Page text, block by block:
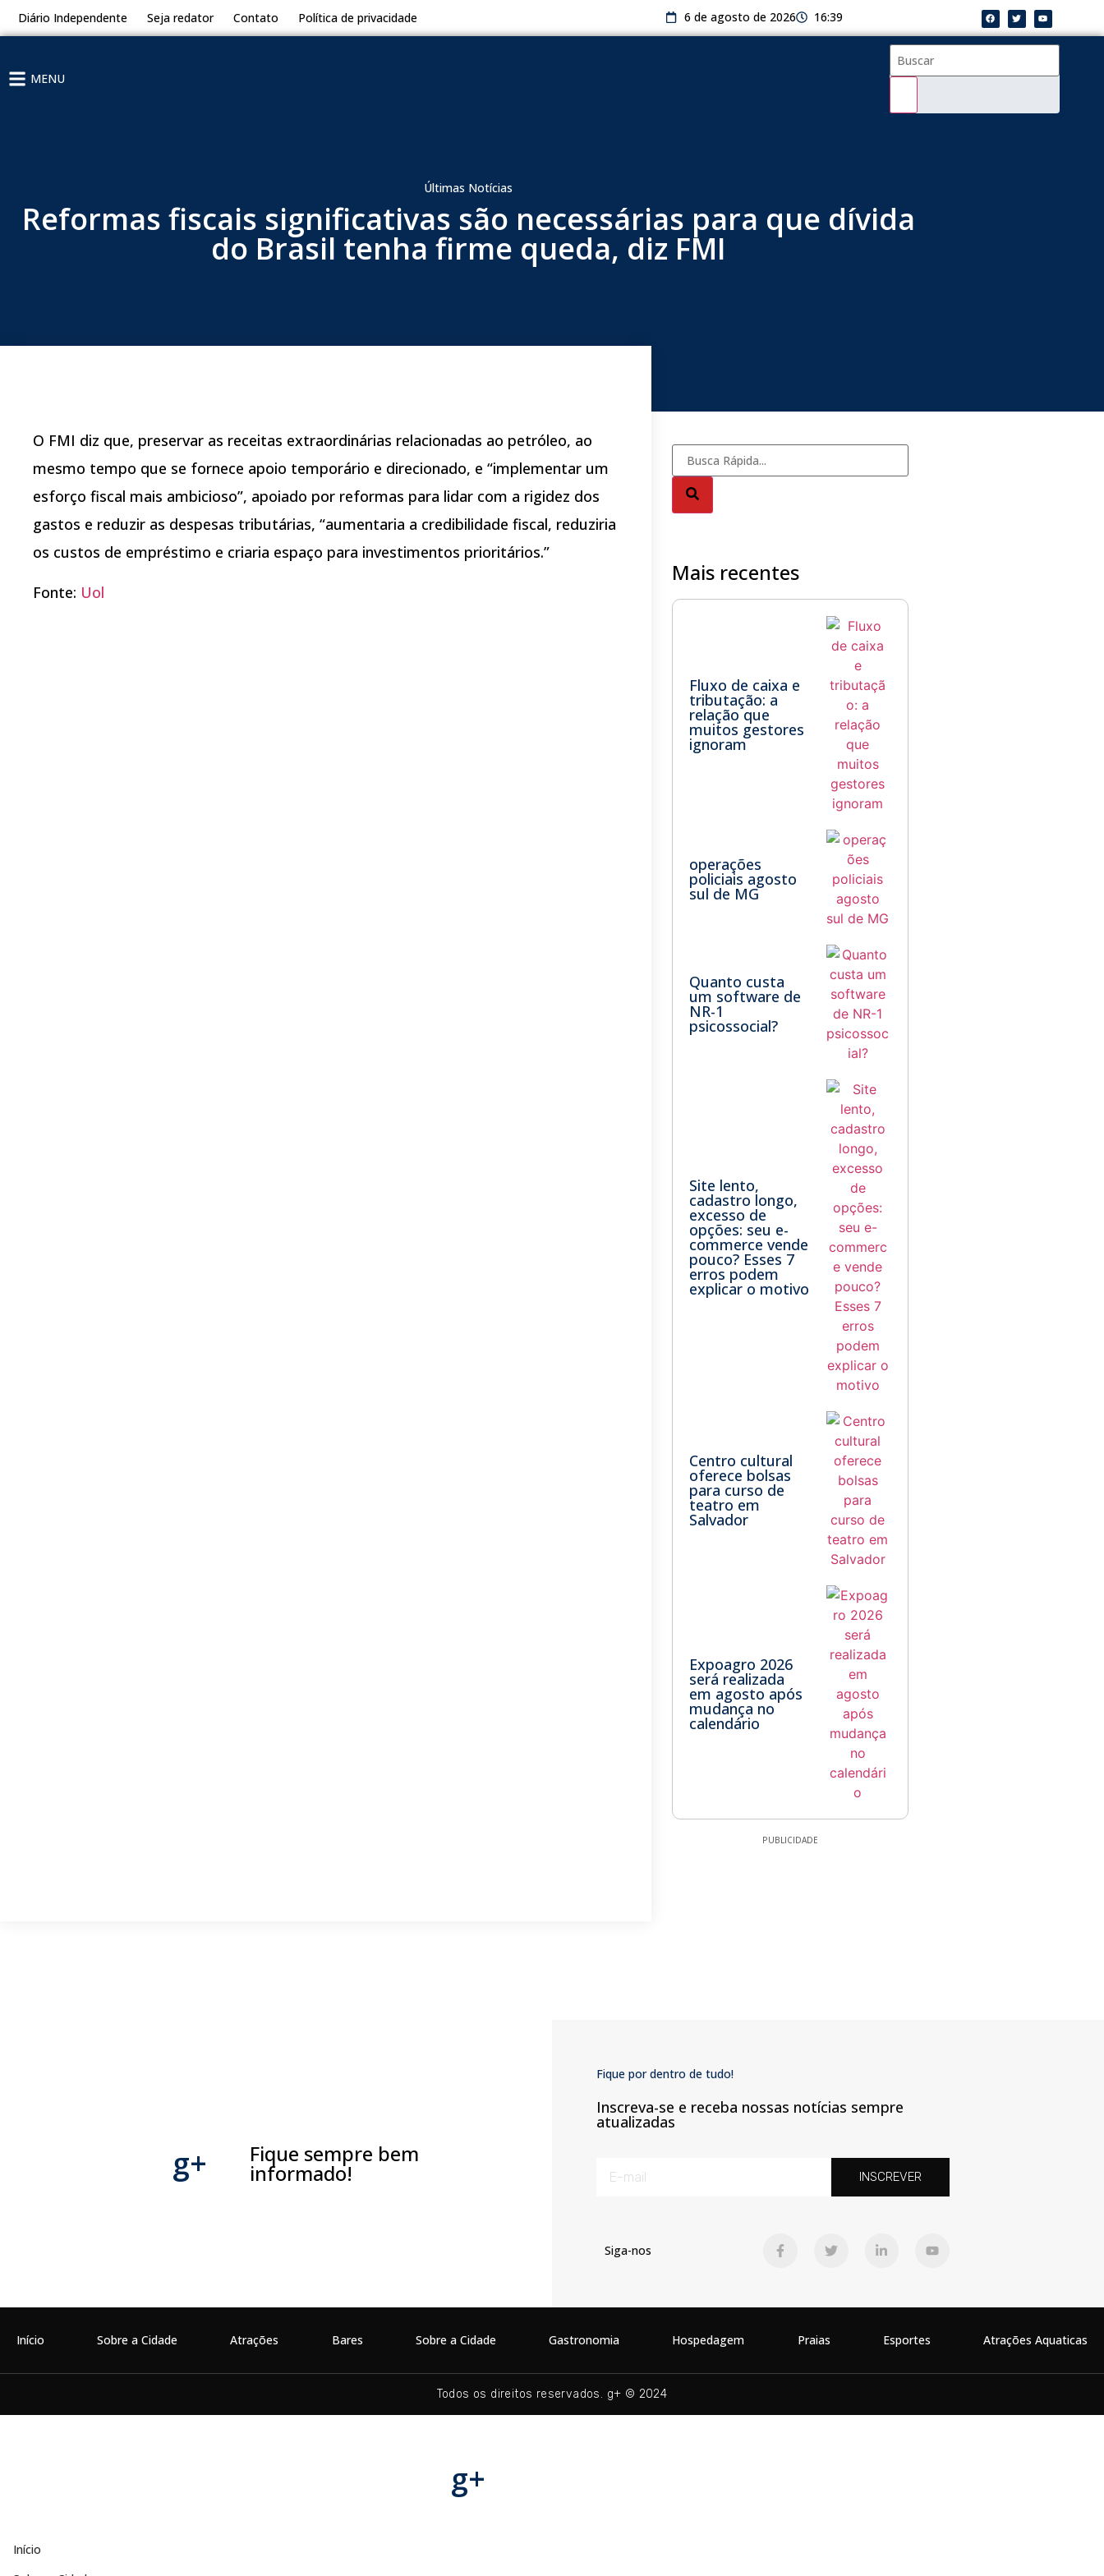
Diário Independente Seja redator Contato Política de privacidade 6 de agosto de 2026 16:39
MENU
Últimas Notícias
Reformas fiscais significativas são necessárias para que dívida
do Brasil tenha firme queda, diz FMI
O FMI diz que, preservar as receitas extraordinárias relacionadas ao petróleo, ao
mesmo tempo que se fornece apoio temporário e direcionado, e “implementar um
esforço fiscal mais ambicioso”, apoiado por reformas para lidar com a rigidez dos
gastos e reduzir as despesas tributárias, “aumentaria a credibilidade fiscal, reduziria
os custos de empréstimo e criaria espaço para investimentos prioritários.”
Fonte: Uol
Mais recentes
Fluxo de caixa e
tributação: a
relação que
muitos gestores
ignoram
operações
policiais agosto
sul de MG
Quanto custa
um software de
NR-1
psicossocial?
Site lento,
cadastro longo,
excesso de
opções: seu e-
commerce vende
pouco? Esses 7
erros podem
explicar o motivo
Centro cultural
oferece bolsas
para curso de
teatro em
Salvador
Expoagro 2026
será realizada
em agosto após
mudança no
calendário
PUBLICIDADE
g+ Fique sempre bem
informado!
Fique por dentro de tudo!
Inscreva-se e receba nossas notícias sempre
atualizadas
INSCREVER
Siga-nos
Início Sobre a Cidade Atrações Bares Sobre a Cidade Gastronomia Hospedagem Praias Esportes Atrações Aquaticas
Todos os direitos reservados. g+ © 2024
g+
Início